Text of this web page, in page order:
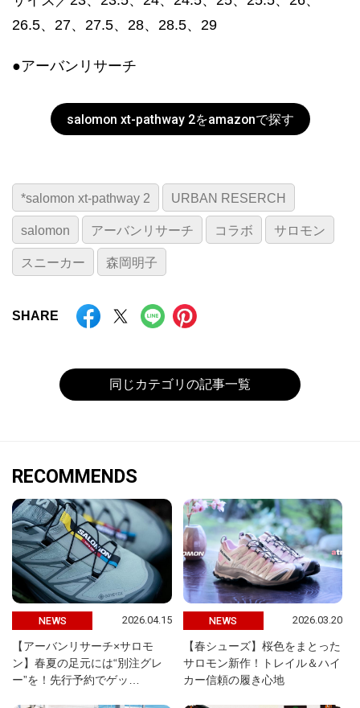
26.5、27、27.5、28、28.5、29
●アーバンリサーチ
salomon xt-pathway 2をamazonで探す
*salomon xt-pathway 2 URBAN RESERCH
salomon アーバンリサーチ コラボ サロモン
スニーカー 森岡明子
SHARE
同じカテゴリの記事一覧
RECOMMENDS
NEWS 2026.04.15
【アーバンリサーチ×サロモ
ン】春夏の足元には“別注グレ
ー”を！先行予約でゲッ…
NEWS 2026.03.20
【春シューズ】桜色をまとった
サロモン新作！トレイル＆ハイ
カー信頼の履き心地